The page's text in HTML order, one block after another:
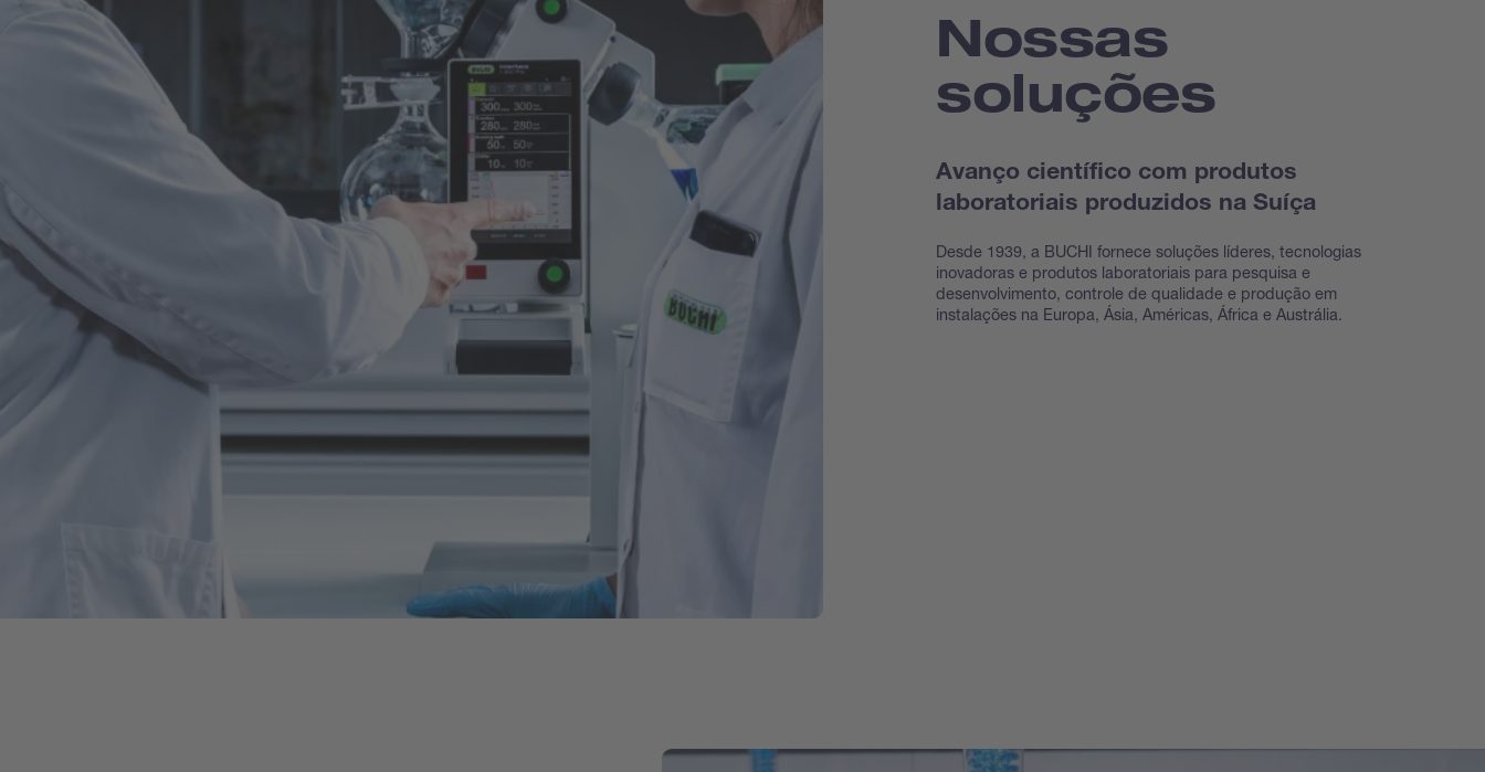
Nossas
soluções
Avanço científico com produtos
laboratoriais produzidos na Suíça
Desde 1939, a BUCHI fornece soluções líderes, tecnologias
inovadoras e produtos laboratoriais para pesquisa e
desenvolvimento, controle de qualidade e produção em
instalações na Europa, Ásia, Américas, África e Austrália.